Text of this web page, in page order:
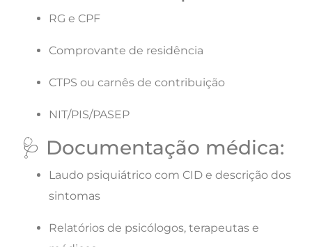
RG e CPF
Comprovante de residência
CTPS ou carnês de contribuição
NIT/PIS/PASEP
🩺 Documentação médica:
Laudo psiquiátrico com CID e descrição dos
sintomas
Relatórios de psicólogos, terapeutas e